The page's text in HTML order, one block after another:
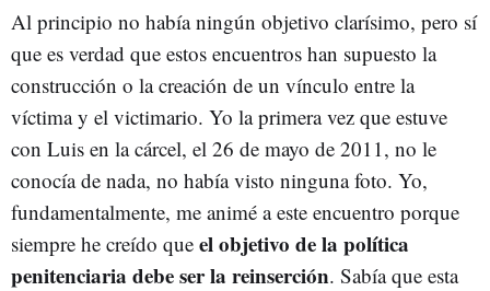
Al principio no había ningún objetivo clarísimo, pero sí
que es verdad que estos encuentros han supuesto la
construcción o la creación de un vínculo entre la
víctima y el victimario. Yo la primera vez que estuve
con Luis en la cárcel, el 26 de mayo de 2011, no le
conocía de nada, no había visto ninguna foto. Yo,
fundamentalmente, me animé a este encuentro porque
siempre he creído que el objetivo de la política
penitenciaria debe ser la reinserción. Sabía que esta